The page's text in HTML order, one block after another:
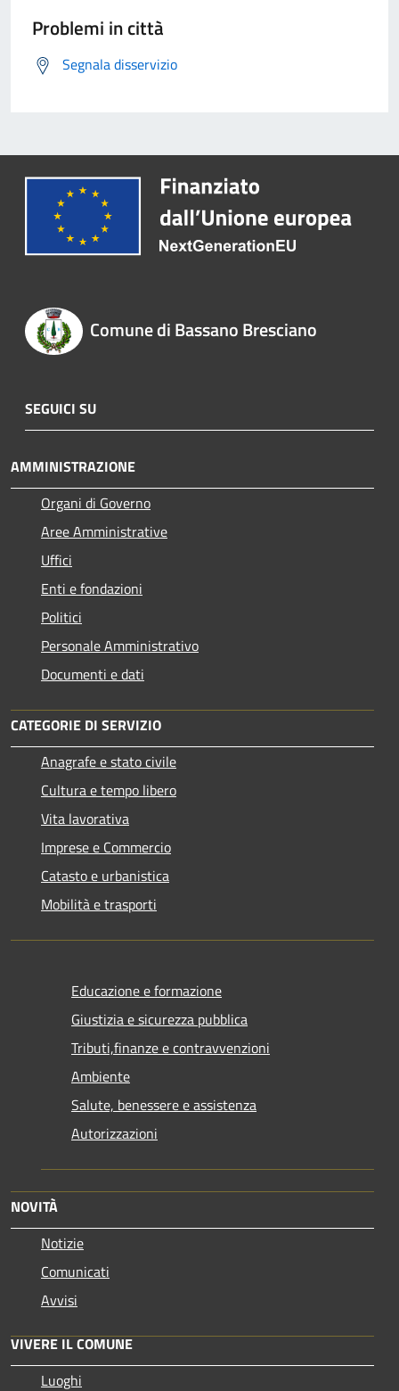
Problemi in città
Segnala disservizio
Comune di Bassano Bresciano
SEGUICI SU
AMMINISTRAZIONE
Organi di Governo
Aree Amministrative
Uffici
Enti e fondazioni
Politici
Personale Amministrativo
Documenti e dati
CATEGORIE DI SERVIZIO
Anagrafe e stato civile
Cultura e tempo libero
Vita lavorativa
Imprese e Commercio
Catasto e urbanistica
Mobilità e trasporti
Educazione e formazione
Giustizia e sicurezza pubblica
Tributi,finanze e contravvenzioni
Ambiente
Salute, benessere e assistenza
Autorizzazioni
NOVITÀ
Notizie
Comunicati
Avvisi
VIVERE IL COMUNE
Luoghi